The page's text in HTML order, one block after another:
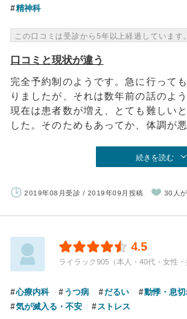
精神科
この口コミは受診から5年以上経過しています。
口コミと現状が違う
完全予約制のようです。急に行って
りましたが、それは数年前の話のよう
現在は患者数が増え、とても難しい
した。そのためもあってか、体調が
続きを読む
2019年08月受診 / 2019年09月投稿 30人
4.5
ライラック905（本人・40代・女性・
心療内科 うつ病 だるい 動悸・息
気が滅入る・不安
ストレス